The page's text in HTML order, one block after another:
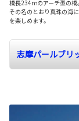
橋長234ｍのアーチ型の橋。
その名のとおり真珠の海
を楽しめます。
志摩パールブ